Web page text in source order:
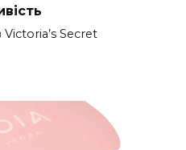
Victoria’s Secret